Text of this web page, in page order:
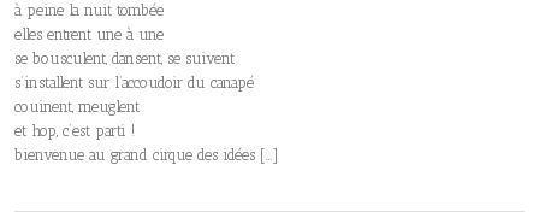
à peine la nuit tombée
elles entrent une à une
se bousculent, dansent, se suivent
s’installent sur l’accoudoir du canapé
couinent, meuglent
et hop, c’est parti !
bienvenue au grand cirque des idées […]